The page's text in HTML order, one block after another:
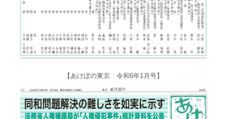
【あけぼの東京 令和6年1月号】